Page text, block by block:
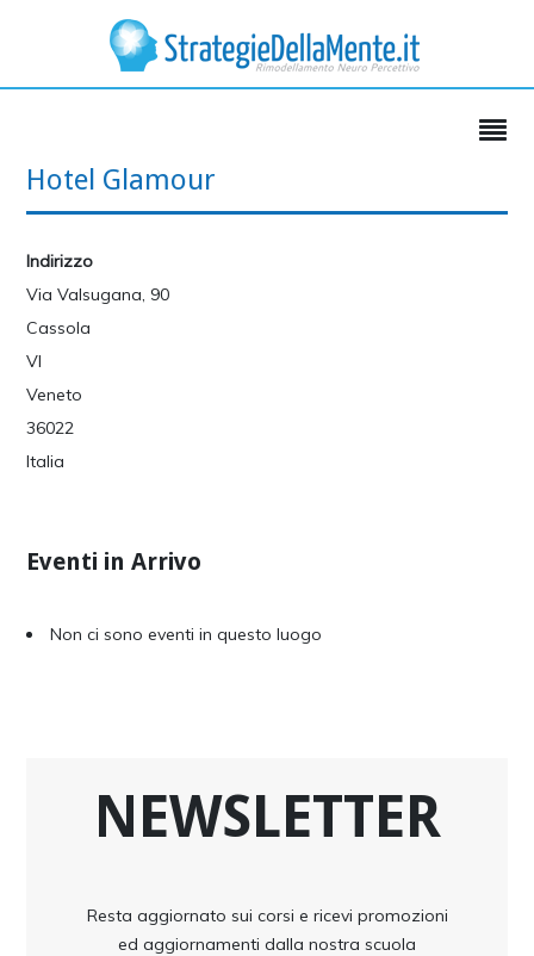
Hotel Glamour
Indirizzo
Via Valsugana, 90
Cassola
VI
Veneto
36022
Italia
Eventi in Arrivo
Non ci sono eventi in questo luogo
NEWSLETTER
Resta aggiornato sui corsi e ricevi promozioni
ed aggiornamenti dalla nostra scuola